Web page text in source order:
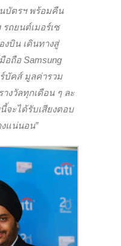
บัตรฯ พร้อมคืน
รถยนต์เมอร์เซ
งบิน เดินทางสู่
อถือ Samsung
บัคส์ มูลค่ารวม
างวัลทุกเดือน ๆ ละ
จะได้รับเสียงตอบ
แน่นอน”